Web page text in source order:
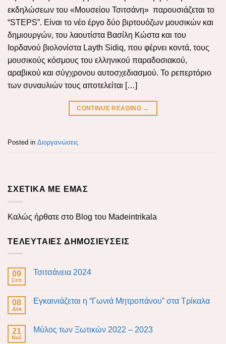
εκδηλώσεων του «Μουσείου Τσιτσάνη» παρουσιάζεται το
“STEPS”. Είναι το νέο έργο δύο βιρτουόζων μουσικών και
δημιουργών, του λαουτίστα Βασίλη Κώστα και του
Ιορδανού βιολονίστα Layth Sidiq, που φέρνει κοντά, τους
μουσικούς κόσμους του ελληνικού παραδοσιακού,
αραβικού και σύγχρονου αυτοσχεδιασμού. Το ρεπερτόριο
των συναυλιών τους αποτελείται […]
CONTINUE READING →
Posted in Διοργανώσεις
ΣΧΕΤΙΚΑ ΜΕ ΕΜΑΣ
Καλώς ήρθατε στο Blog του Madeintrikala
ΤΕΛΕΥΤΑΊΕΣ ΔΗΜΟΣΙΕΎΣΕΙΣ
09
Σεπ
Τσιτσάνεια 2024
08
Δεκ
Εγκαινιάζεται η “Γωνιά Μητροπάνου” στα Τρίκαλα
21
Νοέ
Μύλος των Ξωτικών 2022 – 2023